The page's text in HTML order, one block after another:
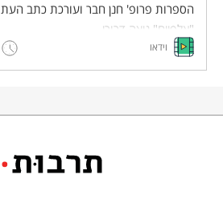
הספרות פרופ' חנן חבר ועורכת כתב העת
"אלפיים" ניצה דרורי.
וידאו